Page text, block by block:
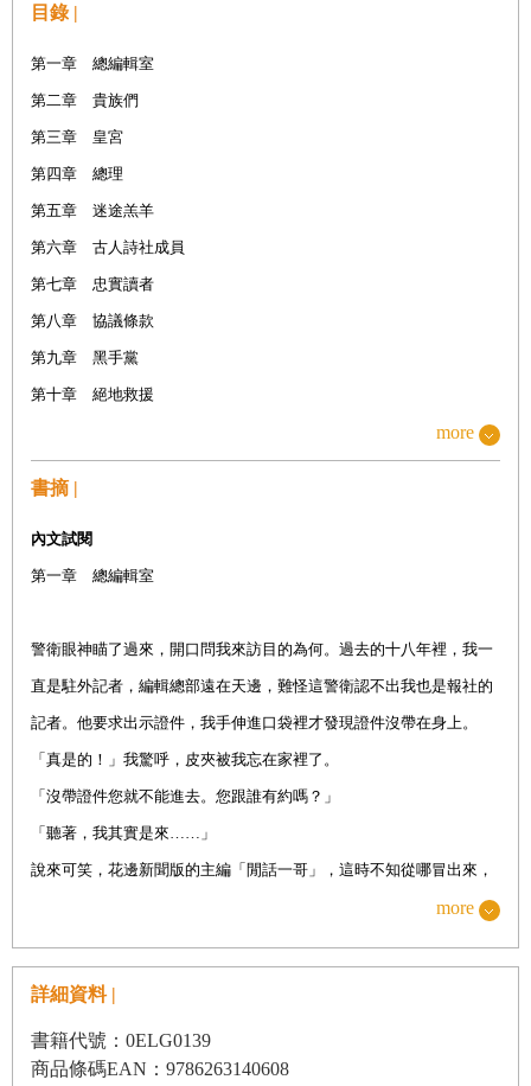
目錄 |
第一章 總編輯室
第二章 貴族們
第三章 皇宮
第四章 總理
第五章 迷途羔羊
第六章 古人詩社成員
第七章 忠實讀者
第八章 協議條款
第九章 黑手黨
第十章 絕地救援
第十二章 系統
第十三章 編輯總部的鼠輩
第十四章 王后
第十五章 工會人
第十七章 路障
第十八章 喪禮
第十九章 背叛
第二十章 總編輯
more
書摘 |
內文試閱
第一章 總編輯室
警衛眼神瞄了過來，開口問我來訪目的為何。過去的十八年裡，我一
直是駐外記者，編輯總部遠在天邊，難怪這警衛認不出我也是報社的
記者。他要求出示證件，我手伸進口袋裡才發現證件沒帶在身上。
「真是的！」我驚呼，皮夾被我忘在家裡了。
「沒帶證件您就不能進去。您跟誰有約嗎？」
「聽著，我其實是來……」
說來可笑，花邊新聞版的主編「閒話一哥」，這時不知從哪冒出來，
大喇喇誇張地說著： 「這不就是新來的總編嗎！是新來的總編！」
被他擋在門口的這號人物，可是西班牙史上最令人跌破眼鏡、難以置
more
詳細資料 |
書籍代號：0ELG0139
商品條碼EAN：9786263140608